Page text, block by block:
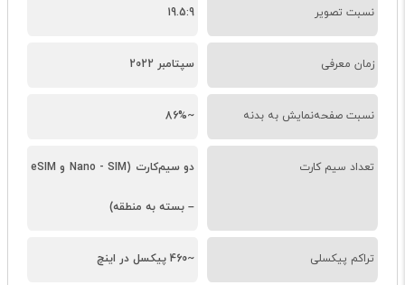
نسبت تصویر 19.5:9
زمان معرفی سپتامبر 2022
نسبت صفحه‌نمایش به بدنه ~86%
تعداد سیم کارت دو سیم‌کارت (Nano - SIM و eSIM
– بسته به منطقه)
تراکم پیکسلی ~460 پیکسل در اینچ